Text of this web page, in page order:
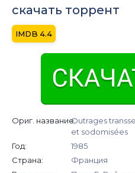
скачать торрент
4.4
Ориг. название:Outrages
et sodomisées
Год:
1985
Страна:
Франция